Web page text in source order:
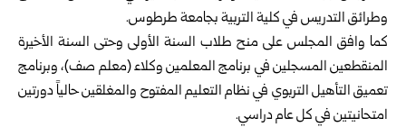
‏وطرائق التدريس في كلية التربية بجامعة طرطوس‎.‎
كما وافق المجلس على منح طلاب السنة الأولى وحتى السنة الأخيرة
المنقطعين المسجلين في برنامج المعلمين وكلاء (معلم صف)، وبرنامج
تعميق التأهيل التربوي في نظام التعليم المفتوح والمغلقين حالياً دورتين
امتحانيتين في كل عام دراسي.